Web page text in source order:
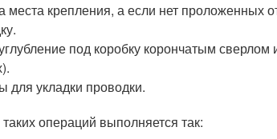
места крепления, а если нет проложенных
под коробку корончатым
для укладки проводки.
операций выполняется так: